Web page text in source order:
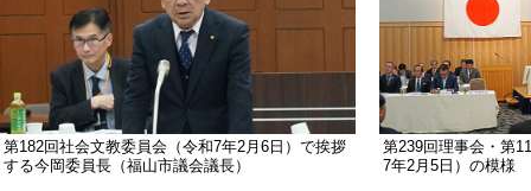
第182回社会文教委員会（令和7年2月6日）で挨拶
する今岡委員長（福山市議会議長）
第239回理事会・第
7年2月5日）の模様